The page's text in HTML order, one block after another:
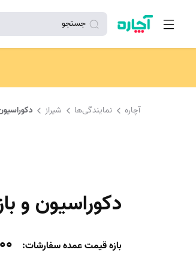
جستجو
آچاره نمایندگی‌ها شیراز
دکوراسیون و
بازه قیمت عمده سفارشات: